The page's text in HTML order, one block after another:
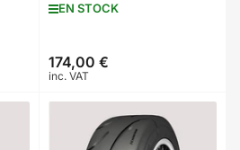
EN STOCK
Prix
174,00 €
inc. VAT